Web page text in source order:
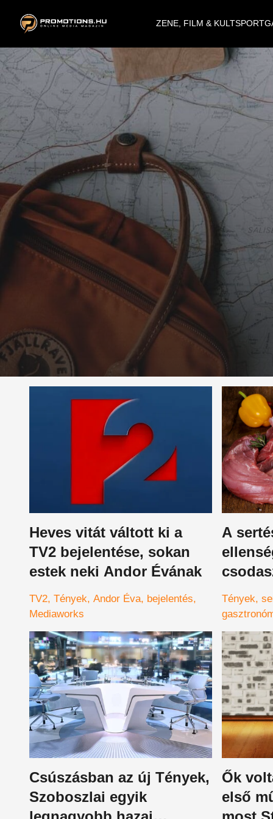
ZENE, FILM & KULTSPORT
Heves vitát váltott ki a
TV2 bejelentése, sokan
estek neki Andor Évának
TV2 Tények Andor Éva bejelentés
Mediaworks
A
csodaszer -
Tények
dietetikus
Csúszásban az új Tények,
Szoboszlai egyik
Ők
első